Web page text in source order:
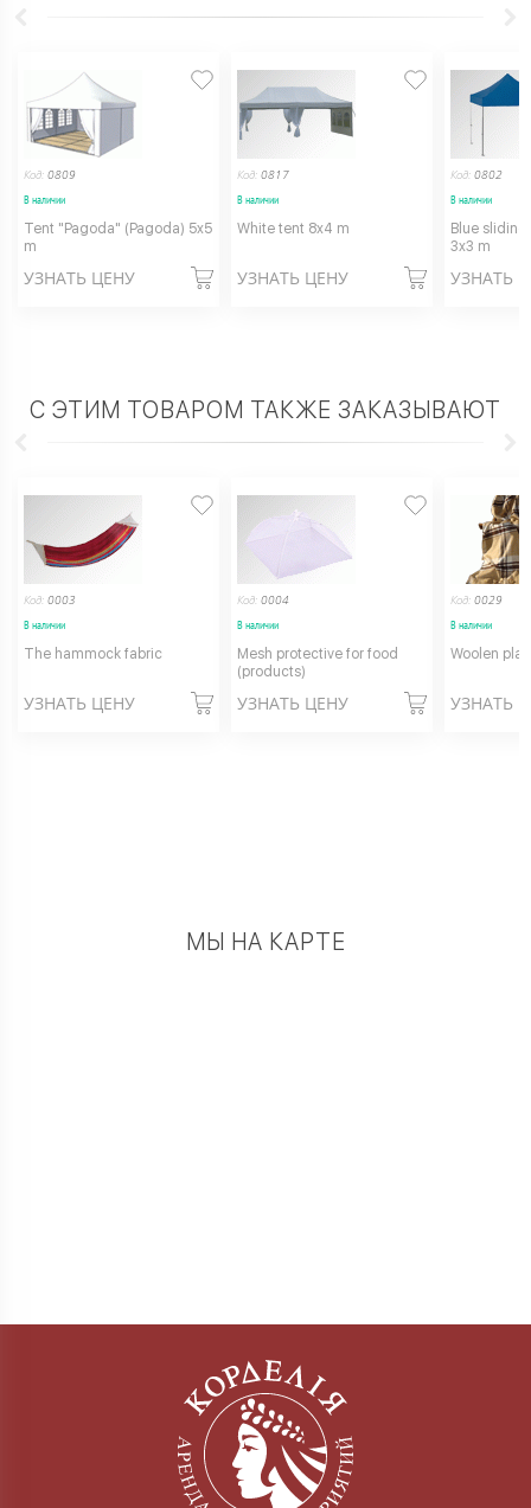
Код: 0809
В наличии
Tent "Pagoda" (Pagoda) 5x5
m
УЗНАТЬ ЦЕНУ
Код: 0817
В наличии
White tent 8x4 m
УЗНАТЬ ЦЕНУ
Код: 0802
В наличии
Blue
3x3 m
УЗНАТЬ
С ЭТИМ ТОВАРОМ ТАКЖЕ ЗАКАЗЫВАЮТ
Код: 0003
В наличии
The hammock fabric
УЗНАТЬ ЦЕНУ
Код: 0004
В наличии
Mesh protective for food
(products)
УЗНАТЬ ЦЕНУ
Код: 0029
В наличии
Woolen
УЗНАТЬ
МЫ НА КАРТЕ